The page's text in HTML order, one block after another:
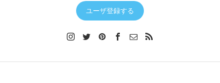
ユーザ登録する